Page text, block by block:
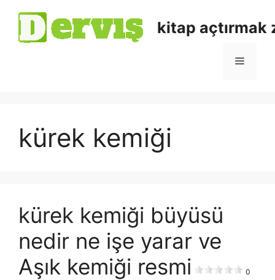
kitap açtırmak
kürek kemiği
kürek kemiği büyüsü
nedir ne işe yarar ve
Aşık kemiği resmi
0